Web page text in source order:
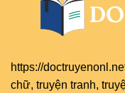
https://
chữ, truyện tranh,